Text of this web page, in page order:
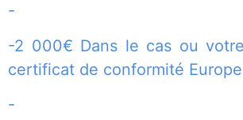
-
-2 000€ Dans le cas ou
certificat de conformité
-